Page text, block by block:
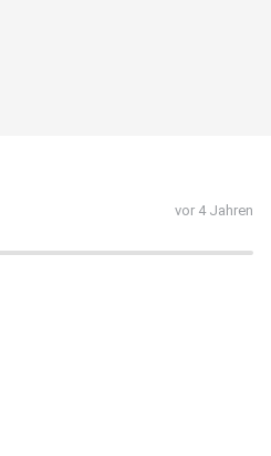
vor 4 Jahren